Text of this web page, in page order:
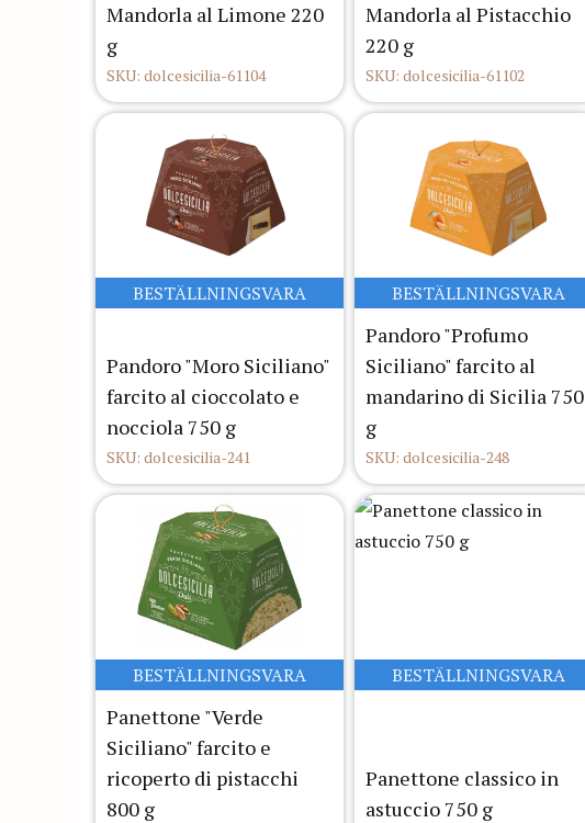
Mandorla al Limone 220
g
SKU: dolcesicilia-61104
Mandorla al Pistacchio
220 g
SKU: dolcesicilia-61102
BESTÄLLNINGSVARA
Pandoro "Moro Siciliano"
farcito al cioccolato e
nocciola 750 g
SKU: dolcesicilia-241
BESTÄLLNINGSVARA
Pandoro "Profumo
Siciliano" farcito al
mandarino di Sicilia 750
g
SKU: dolcesicilia-248
BESTÄLLNINGSVARA
Panettone "Verde
Siciliano" farcito e
ricoperto di pistacchi
800 g
BESTÄLLNINGSVARA
Panettone classico in
astuccio 750 g